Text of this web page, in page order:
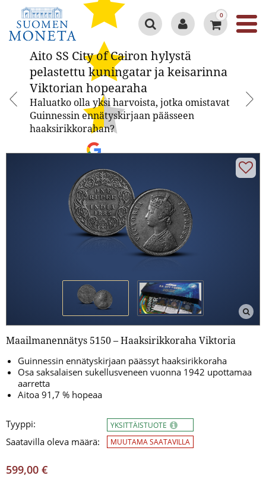
0
Aito SS City of Cairon hylystä
pelastettu kuningatar ja keisarinna
Viktorian hopearaha
Haluatko olla yksi harvoista, jotka omistavat
Guinnessin ennätyskirjaan päässeen
haaksirikkorahan?
Maailmanennätys 5150 – Haaksirikkoraha Viktoria
Guinnessin ennätyskirjaan päässyt haaksirikkoraha
Osa saksalaisen sukellusveneen vuonna 1942 upottamaa
aarretta
Aitoa 91,7 % hopeaa
Tyyppi:
Saatavilla oleva määrä:
YKSITTÄISTUOTE
MUUTAMA SAATAVILLA
599,00 €
Aito SS City of Cairon hylystä
pelastettu kuningatar ja
keisarinna Viktorian hopearaha